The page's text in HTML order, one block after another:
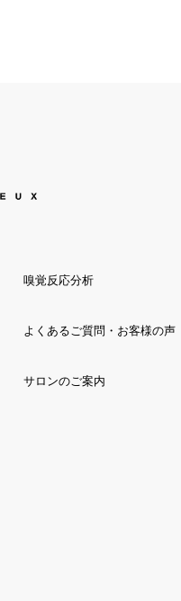
嗅覚反応分析
よくあるご質問・お客様の声
サロンのご案内